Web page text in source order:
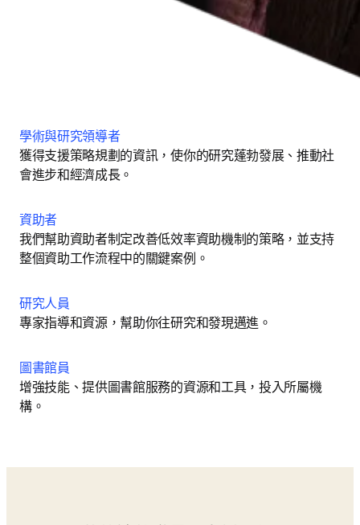
學術與研究領導者
獲得支援策略規劃的資訊，使你的研究蓬勃發展、推動社
會進步和經濟成長。
資助者
我們幫助資助者制定改善低效率資助機制的策略，並支持
整個資助工作流程中的關鍵案例。
研究人員
專家指導和資源，幫助你往研究和發現邁進。
圖書館員
增強技能、提供圖書館服務的資源和工具，投入所屬機
構。